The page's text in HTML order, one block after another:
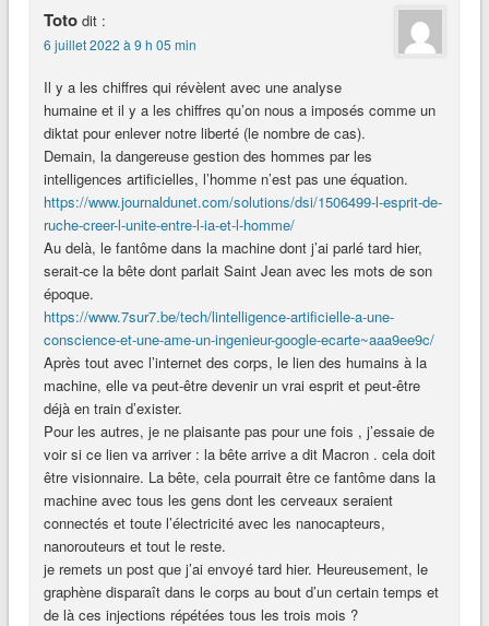
Toto dit :
6 juillet 2022 à 9 h 05 min
Il y a les chiffres qui révèlent avec une analyse
humaine et il y a les chiffres qu’on nous a imposés comme un
diktat pour enlever notre liberté (le nombre de cas).
Demain, la dangereuse gestion des hommes par les
intelligences artificielles, l’homme n’est pas une équation.
https://www.journaldunet.com/solutions/dsi/1506499-l-esprit-de-
ruche-creer-l-unite-entre-l-ia-et-l-homme/
Au delà, le fantôme dans la machine dont j’ai parlé tard hier,
serait-ce la bête dont parlait Saint Jean avec les mots de son
époque.
https://www.7sur7.be/tech/lintelligence-artificielle-a-une-
conscience-et-une-ame-un-ingenieur-google-ecarte~aaa9ee9c/
Après tout avec l’internet des corps, le lien des humains à la
machine, elle va peut-être devenir un vrai esprit et peut-être
déjà en train d’exister.
Pour les autres, je ne plaisante pas pour une fois , j’essaie de
voir si ce lien va arriver : la bête arrive a dit Macron . cela doit
être visionnaire. La bête, cela pourrait être ce fantôme dans la
machine avec tous les gens dont les cerveaux seraient
connectés et toute l’électricité avec les nanocapteurs,
nanorouteurs et tout le reste.
je remets un post que j’ai envoyé tard hier. Heureusement, le
graphène disparaît dans le corps au bout d’un certain temps et
de là ces injections répétées tous les trois mois ?